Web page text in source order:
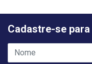
Cadastre-se